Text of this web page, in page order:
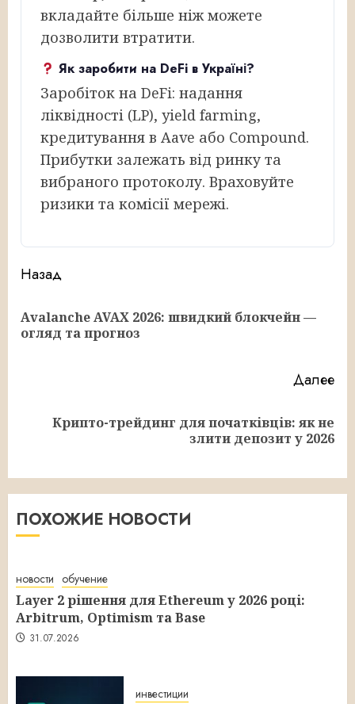
вкладайте більше ніж можете
дозволити втратити.
Як заробити на DeFi в Україні?
Заробіток на DeFi: надання
ліквідності (LP), yield farming,
кредитування в Aave або Compound.
Прибутки залежать від ринку та
вибраного протоколу. Враховуйте
ризики та комісії мережі.
Продолжить
чтение
Назад
Аvalanche AVAX 2026: швидкий блокчейн —
огляд та прогноз
Далее
Следующая
Крипто-трейдинг для початківців: як не
злити депозит у 2026
ПОХОЖИЕ НОВОСТИ
новости обучение
Layer 2 рішення для Ethereum у 2026 році:
Arbitrum, Optimism та Base
31.07.2026
инвестиции